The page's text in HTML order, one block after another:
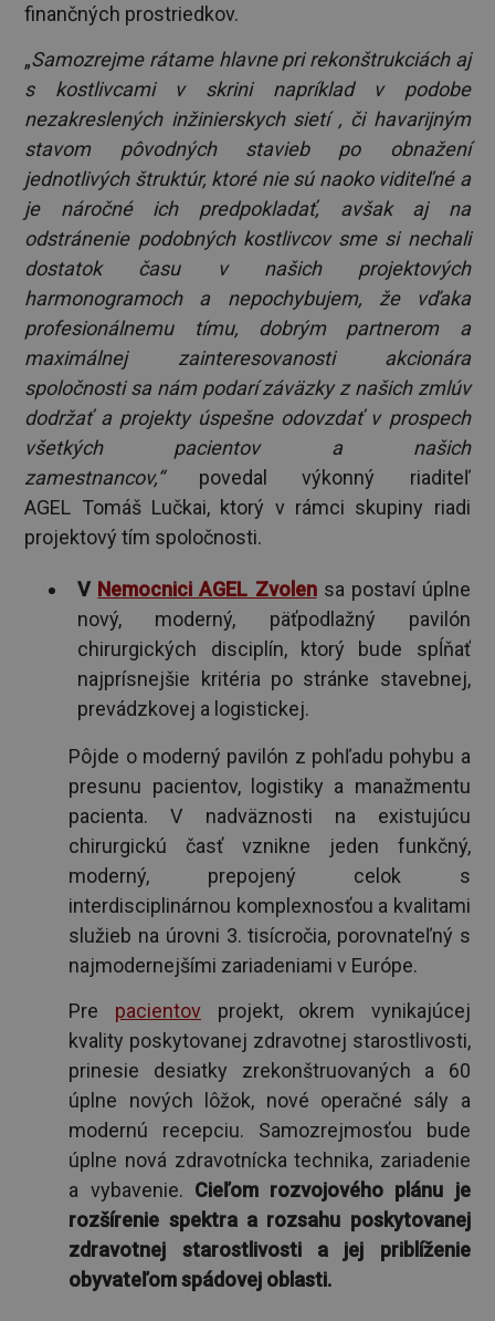
finančných prostriedkov.
„Samozrejme rátame hlavne pri rekonštrukciách aj
s kostlivcami v skrini napríklad v podobe
nezakreslených inžinierskych sietí , či havarijným
stavom pôvodných stavieb po obnažení
jednotlivých štruktúr, ktoré nie sú naoko viditeľné a
je náročné ich predpokladať, avšak aj na
odstránenie podobných kostlivcov sme si nechali
dostatok času v našich projektových
harmonogramoch a nepochybujem, že vďaka
profesionálnemu tímu, dobrým partnerom a
maximálnej zainteresovanosti akcionára
spoločnosti sa nám podarí záväzky z našich zmlúv
dodržať a projekty úspešne odovzdať v prospech
všetkých pacientov a našich
zamestnancov,“povedal výkonný riaditeľ
AGEL Tomáš Lučkai, ktorý v rámci skupiny riadi
projektový tím spoločnosti.
V Nemocnici AGEL Zvolensa postaví úplne
nový, moderný, päťpodlažný pavilón
chirurgických disciplín, ktorý bude spĺňať
najprísnejšie kritéria po stránke stavebnej,
prevádzkovej a logistickej.
Pôjde o moderný pavilón z pohľadu pohybu a
presunu pacientov, logistiky a manažmentu
pacienta. V nadväznosti na existujúcu
chirurgickú časť vznikne jeden funkčný,
moderný, prepojený celok s
interdisciplinárnou komplexnosťou a kvalitami
služieb na úrovni 3. tisícročia, porovnateľný s
najmodernejšími zariadeniami v Európe.
Pre pacientovprojekt, okrem vynikajúcej
kvality poskytovanej zdravotnej starostlivosti,
prinesie desiatky zrekonštruovaných a 60
úplne nových lôžok, nové operačné sály a
modernú recepciu. Samozrejmosťou bude
úplne nová zdravotnícka technika, zariadenie
a vybavenie. Cieľom rozvojového plánu je
rozšírenie spektra a rozsahu poskytovanej
zdravotnej starostlivosti a jej priblíženie
obyvateľom spádovej oblasti.